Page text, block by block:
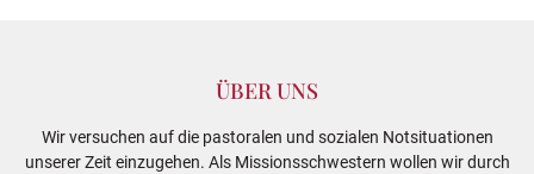
ÜBER UNS
Wir versuchen auf die pastoralen und sozialen Notsituationen
unserer Zeit einzugehen. Als Missionsschwestern wollen wir durch